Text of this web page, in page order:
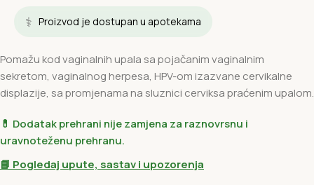
⚕️ Proizvod je dostupan u apotekama
Pomažu kod vaginalnih upala sa pojačanim vaginalnim
sekretom, vaginalnog herpesa, HPV-om izazvane cervikalne
displazije, sa promjenama na sluznici cerviksa praćenim upalom.
💊 Dodatak prehrani nije zamjena za raznovrsnu i
uravnoteženu prehranu.
📘 Pogledaj upute, sastav i upozorenja